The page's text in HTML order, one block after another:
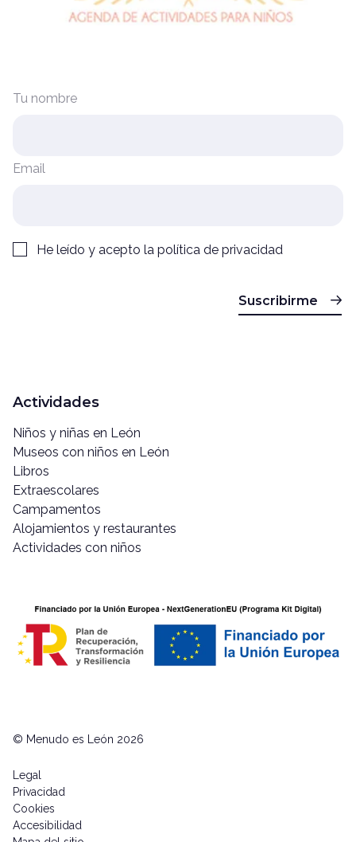
Tu nombre
Email
He leído y acepto la política de privacidad
Suscribirme
Actividades
Niños y niñas en León
Museos con niños en León
Libros
Extraescolares
Campamentos
Alojamientos y restaurantes
Actividades con niños
© Menudo es León 2026
Legal
Privacidad
Cookies
Accesibilidad